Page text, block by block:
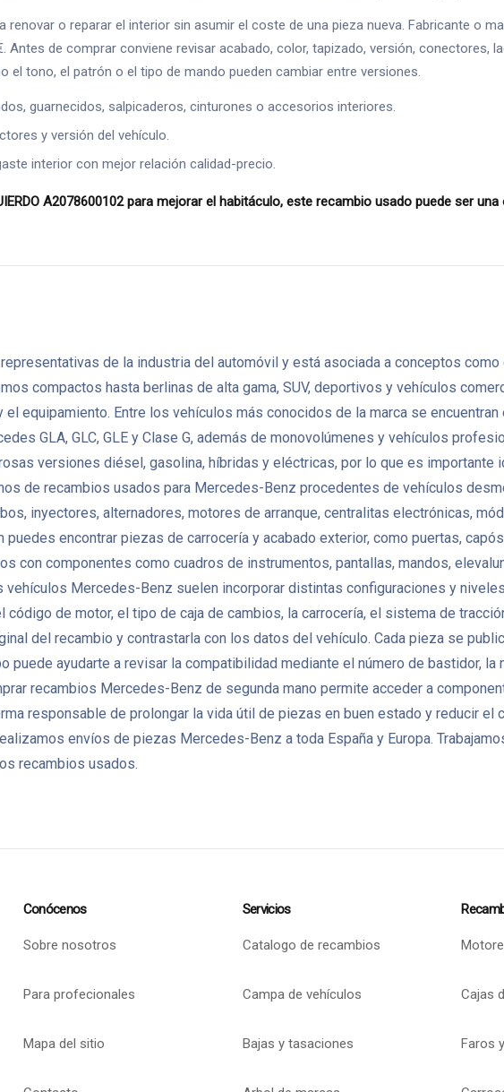
o reparar el interior sin asumir el coste de una pieza nueva. Fabricante o
Antes de comprar conviene revisar acabado, color, tapizado, versión, conectores,
el tono, el patrón o el tipo de mando pueden cambiar entre versiones.
guarnecidos, salpicaderos, cinturones o accesorios interiores.
y versión del vehículo.
interior con mejor relación calidad-precio.
A2078600102 para mejorar el habitáculo, este recambio usado puede ser
de la industria del automóvil y está asociada a conceptos
compactos hasta berlinas de alta gama, SUV, deportivos y vehículos
equipamiento. Entre los vehículos más conocidos de la marca se
GLA, GLC, GLE y Clase G, además de monovolúmenes y vehículos
versiones diésel, gasolina, híbridas y eléctricas, por lo que es
de recambios usados para Mercedes-Benz procedentes de vehículos
inyectores, alternadores, motores de arranque, centralitas electrónicas,
encontrar piezas de carrocería y acabado exterior, como puertas,
con componentes como cuadros de instrumentos, pantallas, mandos,
Mercedes-Benz suelen incorporar distintas configuraciones y
código de motor, el tipo de caja de cambios, la carrocería, el sistema de
del recambio y contrastarla con los datos del vehículo. Cada pieza se
puede ayudarte a revisar la compatibilidad mediante el número de bastidor,
recambios Mercedes-Benz de segunda mano permite acceder a
responsable de prolongar la vida útil de piezas en buen estado y reducir
envíos de piezas Mercedes-Benz a toda España y Europa.
recambios usados.
Conócenos
Sobre nosotros
Para profecionales
Mapa del sitio
Servicios
Catalogo de recambios
Campa de vehículos
Bajas y tasaciones
Cajas
Faros